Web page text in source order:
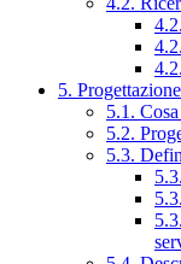
5.
5.1.
5.2.
5.3.